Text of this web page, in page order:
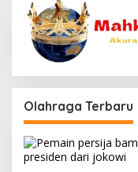
Olahraga Terbaru